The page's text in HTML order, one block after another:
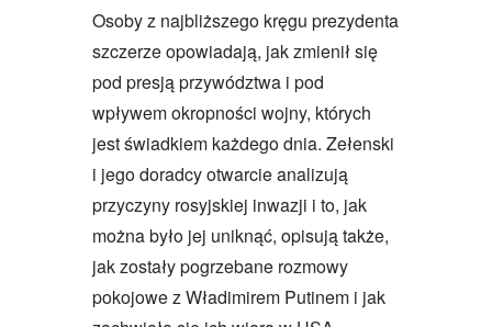
Osoby z najbliższego kręgu prezydenta
szczerze opowiadają, jak zmienił się
pod presją przywództwa i pod
wpływem okropności wojny, których
jest świadkiem każdego dnia. Zełenski
i jego doradcy otwarcie analizują
przyczyny rosyjskiej inwazji i to, jak
można było jej uniknąć, opisują także,
jak zostały pogrzebane rozmowy
pokojowe z Władimirem Putinem i jak